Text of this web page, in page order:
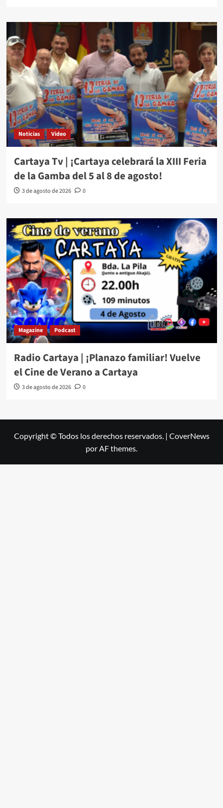
Noticias Video
Cartaya Tv | ¡Cartaya celebrará la XIII Feria
de la Gamba del 5 al 8 de agosto!
3 de agosto de 2026 0
Magazine Podcast
Radio Cartaya | ¡Planazo familiar! Vuelve
el Cine de Verano a Cartaya
3 de agosto de 2026 0
Copyright © Todos los derechos reservados. | CoverNews
por AF themes.